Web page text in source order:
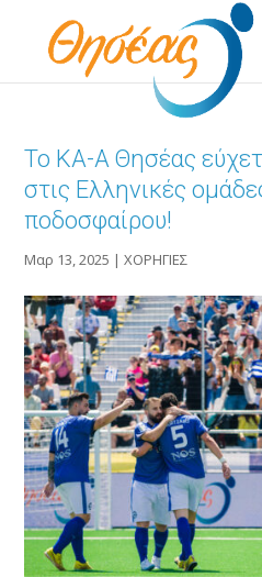
Το ΚΑ-Α Θησέας
στις Ελληνικές
ποδοσφαίρου!
Μαρ 13, 2025 |ΧΟΡΗΓΙΕΣ